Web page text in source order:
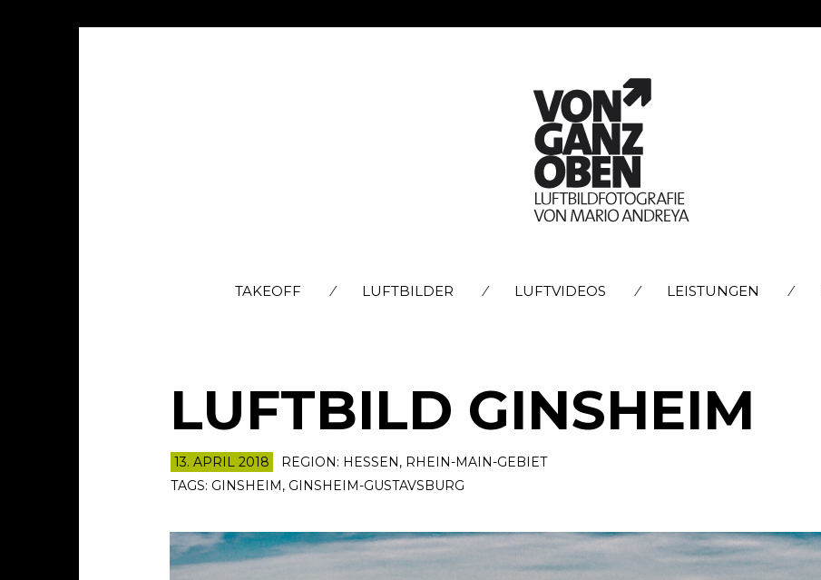
SKIP
TAKEOFF LUFTBILDER LUFTVIDEOS LEISTUNGEN
LUFTBILD GINSHEIM
13. APRIL 2018 REGION: HESSEN, RHEIN-MAIN-GEBIET
TAGS: GINSHEIM, GINSHEIM-GUSTAVSBURG